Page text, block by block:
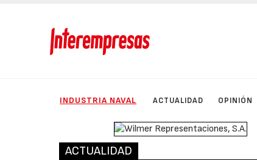
INDUSTRIA NAVAL ACTUALIDAD OPINIÓN
ACTUALIDAD